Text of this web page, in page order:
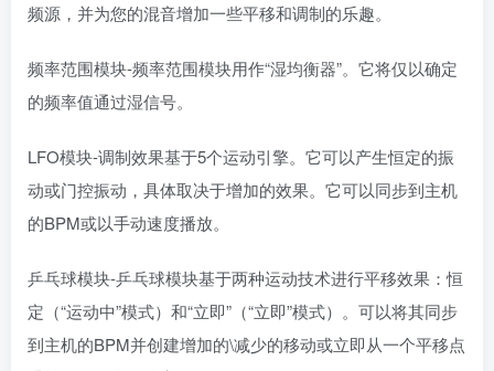
频源，并为您的混音增加一些平移和调制的乐趣。
​频率范围模块-频率范围模块用作“湿均衡器”。它将仅以确定
的频率值通过湿信号。
​LFO模块-调制效果基于5个运动引擎。它可以产生恒定的振
动或门控振动，具体取决于增加的效果。它可以同步到主机
的BPM或以手动速度播放。
乒乓球模块-乒乓球模块基于两种运动技术进行平移效果：恒
定（“运动中”模式）和“立即”（“立即”模式）。可以将其同步
到主机的BPM并创建增加的\减少的移动或立即从一个平移点